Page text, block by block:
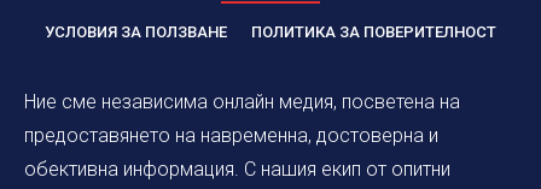
УСЛОВИЯ ЗА ПОЛЗВАНЕ ПОЛИТИКА ЗА ПОВЕРИТЕЛНОСТ
Ние сме независима онлайн медия, посветена на
предоставянето на навременна, достоверна и
обективна информация. С нашия екип от опитни